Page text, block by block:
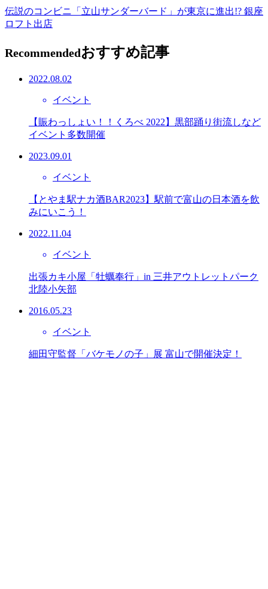
伝説のコンビニ「立山サンダーバード」が東京に進出!? 銀座
ロフト出店
Recommendedおすすめ記事
2022.08.02
イベント
【賑わっしょい！！くろべ 2022】黒部踊り街流しなど
イベント多数開催
2023.09.01
イベント
【とやま駅ナカ酒BAR2023】駅前で富山の日本酒を飲
みにいこう！
2022.11.04
イベント
出張カキ小屋「牡蠣奉行」in 三井アウトレットパーク
北陸小矢部
2016.05.23
イベント
細田守監督「バケモノの子」展 富山で開催決定！